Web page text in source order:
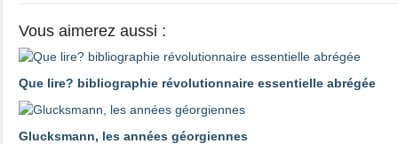
Vous aimerez aussi :
Que lire? bibliographie révolutionnaire essentielle abrégée
Glucksmann, les années géorgiennes